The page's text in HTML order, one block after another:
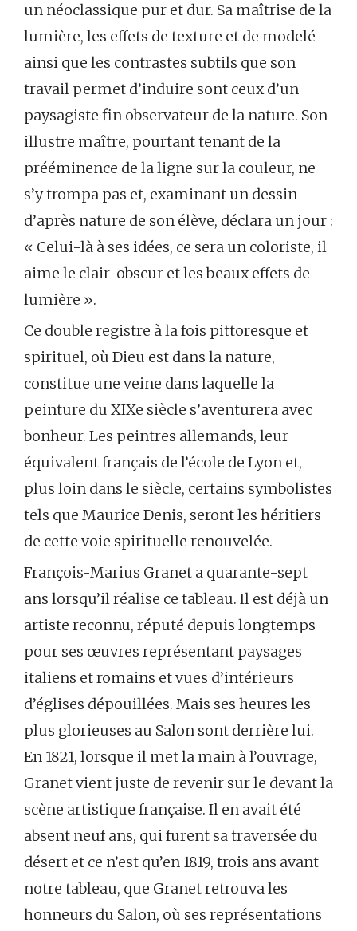
un néoclassique pur et dur. Sa maîtrise de la
lumière, les effets de texture et de modelé
ainsi que les contrastes subtils que son
travail permet d’induire sont ceux d’un
paysagiste fin observateur de la nature. Son
illustre maître, pourtant tenant de la
prééminence de la ligne sur la couleur, ne
s’y trompa pas et, examinant un dessin
d’après nature de son élève, déclara un jour :
« Celui-là à ses idées, ce sera un coloriste, il
aime le clair-obscur et les beaux effets de
lumière ».
Ce double registre à la fois pittoresque et
spirituel, où Dieu est dans la nature,
constitue une veine dans laquelle la
peinture du XIXe siècle s’aventurera avec
bonheur. Les peintres allemands, leur
équivalent français de l’école de Lyon et,
plus loin dans le siècle, certains symbolistes
tels que Maurice Denis, seront les héritiers
de cette voie spirituelle renouvelée.
François-Marius Granet a quarante-sept
ans lorsqu’il réalise ce tableau. Il est déjà un
artiste reconnu, réputé depuis longtemps
pour ses œuvres représentant paysages
italiens et romains et vues d’intérieurs
d’églises dépouillées. Mais ses heures les
plus glorieuses au Salon sont derrière lui.
En 1821, lorsque il met la main à l’ouvrage,
Granet vient juste de revenir sur le devant la
scène artistique française. Il en avait été
absent neuf ans, qui furent sa traversée du
désert et ce n’est qu’en 1819, trois ans avant
notre tableau, que Granet retrouva les
honneurs du Salon, où ses représentations